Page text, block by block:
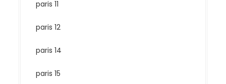
paris 11
paris 12
paris 14
paris 15